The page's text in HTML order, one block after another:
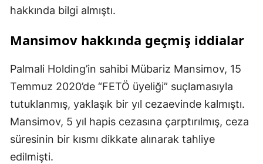
hakkında bilgi almıştı.
Mansimov hakkında geçmiş iddialar
Palmali Holding’in sahibi Mübariz Mansimov, 15
Temmuz 2020’de “FETÖ üyeliği” suçlamasıyla
tutuklanmış, yaklaşık bir yıl cezaevinde kalmıştı.
Mansimov, 5 yıl hapis cezasına çarptırılmış, ceza
süresinin bir kısmı dikkate alınarak tahliye
edilmişti.